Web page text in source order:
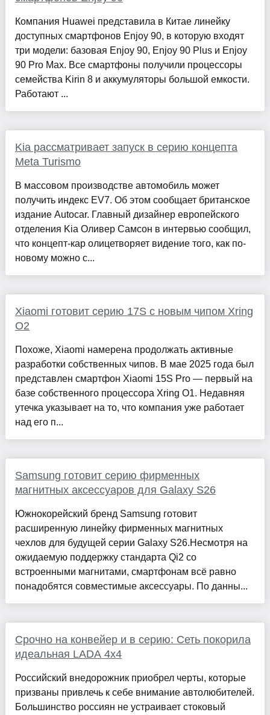
Компания Huawei представила в Китае линейку
доступных смартфонов Enjoy 90, в которую входят
три модели: базовая Enjoy 90, Enjoy 90 Plus и Enjoy
90 Pro Max. Все смартфоны получили процессоры
семейства Kirin 8 и аккумуляторы большой емкости.
Работают ...
Kia рассматривает запуск в серию концепта
Meta Turismo
В массовом производстве автомобиль может
получить индекс EV7. Об этом сообщает британское
издание Autocar. Главный дизайнер европейского
отделения Kia Оливер Самсон в интервью сообщил,
что концепт-кар олицетворяет видение того, как по-
новому можно с...
Xiaomi готовит серию 17S с новым чипом Xring
O2
Похоже, Xiaomi намерена продолжать активные
разработки собственных чипов. В мае 2025 года был
представлен смартфон Xiaomi 15S Pro — первый на
базе собственного процессора Xring O1. Недавняя
утечка указывает на то, что компания уже работает
над его п...
Samsung готовит серию фирменных
магнитных аксессуаров для Galaxy S26
Южнокорейский бренд Samsung готовит
расширенную линейку фирменных магнитных
чехлов для будущей серии Galaxy S26.Несмотря на
ожидаемую поддержку стандарта Qi2 со
встроенными магнитами, смартфонам всё равно
понадобятся совместимые аксессуары. По данны...
Срочно на конвейер и в серию: Сеть покорила
идеальная LADA 4x4
Российский внедорожник приобрел черты, которые
призваны привлечь к себе внимание автолюбителей.
Большинство россиян не устраивает стоковый